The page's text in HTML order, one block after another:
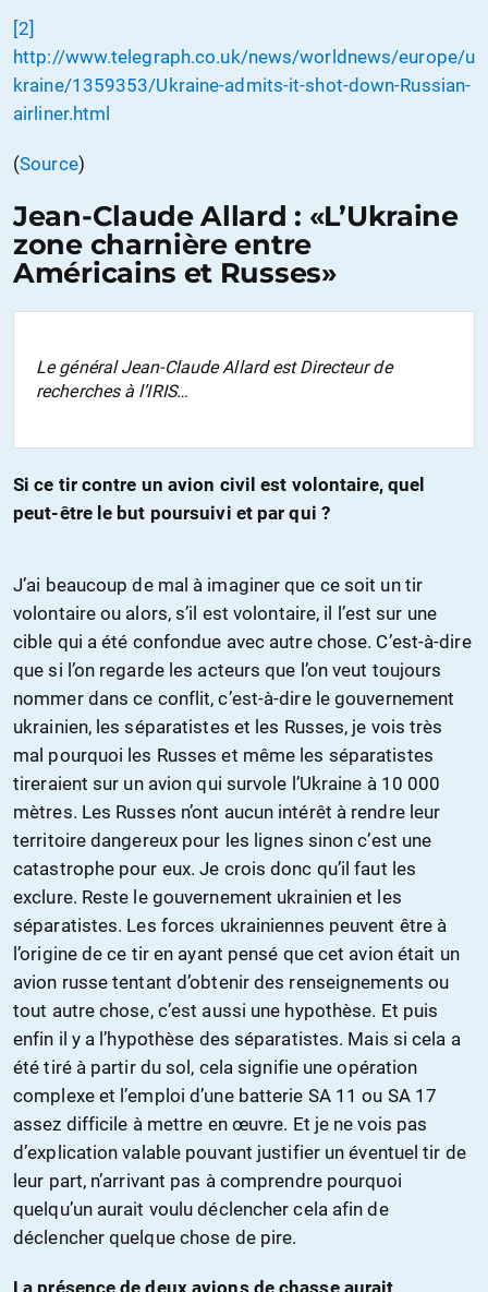
[2]
http://www.telegraph.co.uk/news/worldnews/europe/u
kraine/1359353/Ukraine-admits-it-shot-down-Russian-
airliner.html
(Source)
Jean-Claude Allard : «L’Ukraine
zone charnière entre
Américains et Russes»
Le général Jean-Claude Allard est Directeur de
recherches à l’IRIS…
Si ce tir contre un avion civil est volontaire, quel
peut-être le but poursuivi et par qui ?
J’ai beaucoup de mal à imaginer que ce soit un tir
volontaire ou alors, s’il est volontaire, il l’est sur une
cible qui a été confondue avec autre chose. C’est-à-dire
que si l’on regarde les acteurs que l’on veut toujours
nommer dans ce conflit, c’est-à-dire le gouvernement
ukrainien, les séparatistes et les Russes, je vois très
mal pourquoi les Russes et même les séparatistes
tireraient sur un avion qui survole l’Ukraine à 10 000
mètres. Les Russes n’ont aucun intérêt à rendre leur
territoire dangereux pour les lignes sinon c’est une
catastrophe pour eux. Je crois donc qu’il faut les
exclure. Reste le gouvernement ukrainien et les
séparatistes. Les forces ukrainiennes peuvent être à
l’origine de ce tir en ayant pensé que cet avion était un
avion russe tentant d’obtenir des renseignements ou
tout autre chose, c’est aussi une hypothèse. Et puis
enfin il y a l’hypothèse des séparatistes. Mais si cela a
été tiré à partir du sol, cela signifie une opération
complexe et l’emploi d’une batterie SA 11 ou SA 17
assez difficile à mettre en œuvre. Et je ne vois pas
d’explication valable pouvant justifier un éventuel tir de
leur part, n’arrivant pas à comprendre pourquoi
quelqu’un aurait voulu déclencher cela afin de
déclencher quelque chose de pire.